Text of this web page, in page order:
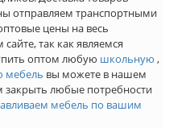
отправляем транспортными
цены на весь
так как являемся
оптом любую школьную ,
мебель вы можете в нашем
любые потребности
мебель по вашим